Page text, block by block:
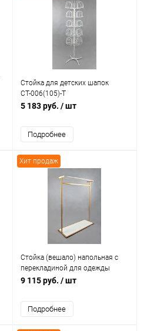
Стойка для детских шапок
СТ-006(105)-Т
5 183 руб. / шт
Подробнее
Хит продаж
Стойка (вешало) напольная с
перекладиной для одежды
СТ-111-Л(зол/бел)
9 115 руб. / шт
Подробнее